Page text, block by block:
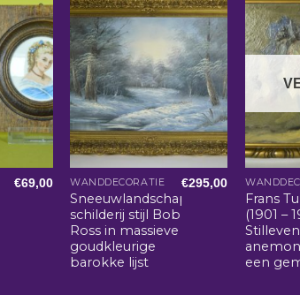
€69,00 WANDDECORATIE
Sneeuwlandschap
schilderij stijl Bob
Ross in massieve
goudkleurige
barokke lijst
€295,00
Frans
(1901 –
Stilleven
een